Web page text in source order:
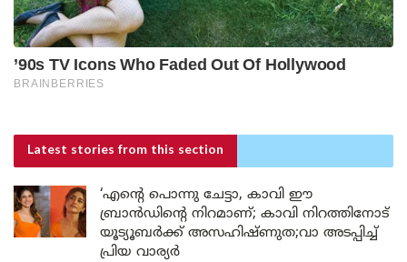
Latest stories from this section
‘എന്റെ പൊന്നു ചേട്ടാ, കാവി ഈ
ബ്രാൻഡിന്റെ നിറമാണ്; കാവി നിറത്തിനോട്
യൂട്യൂബർക്ക് അസഹിഷ്ണുത;വാ അടപ്പിച്ച്
പ്രിയ വാര്യർ